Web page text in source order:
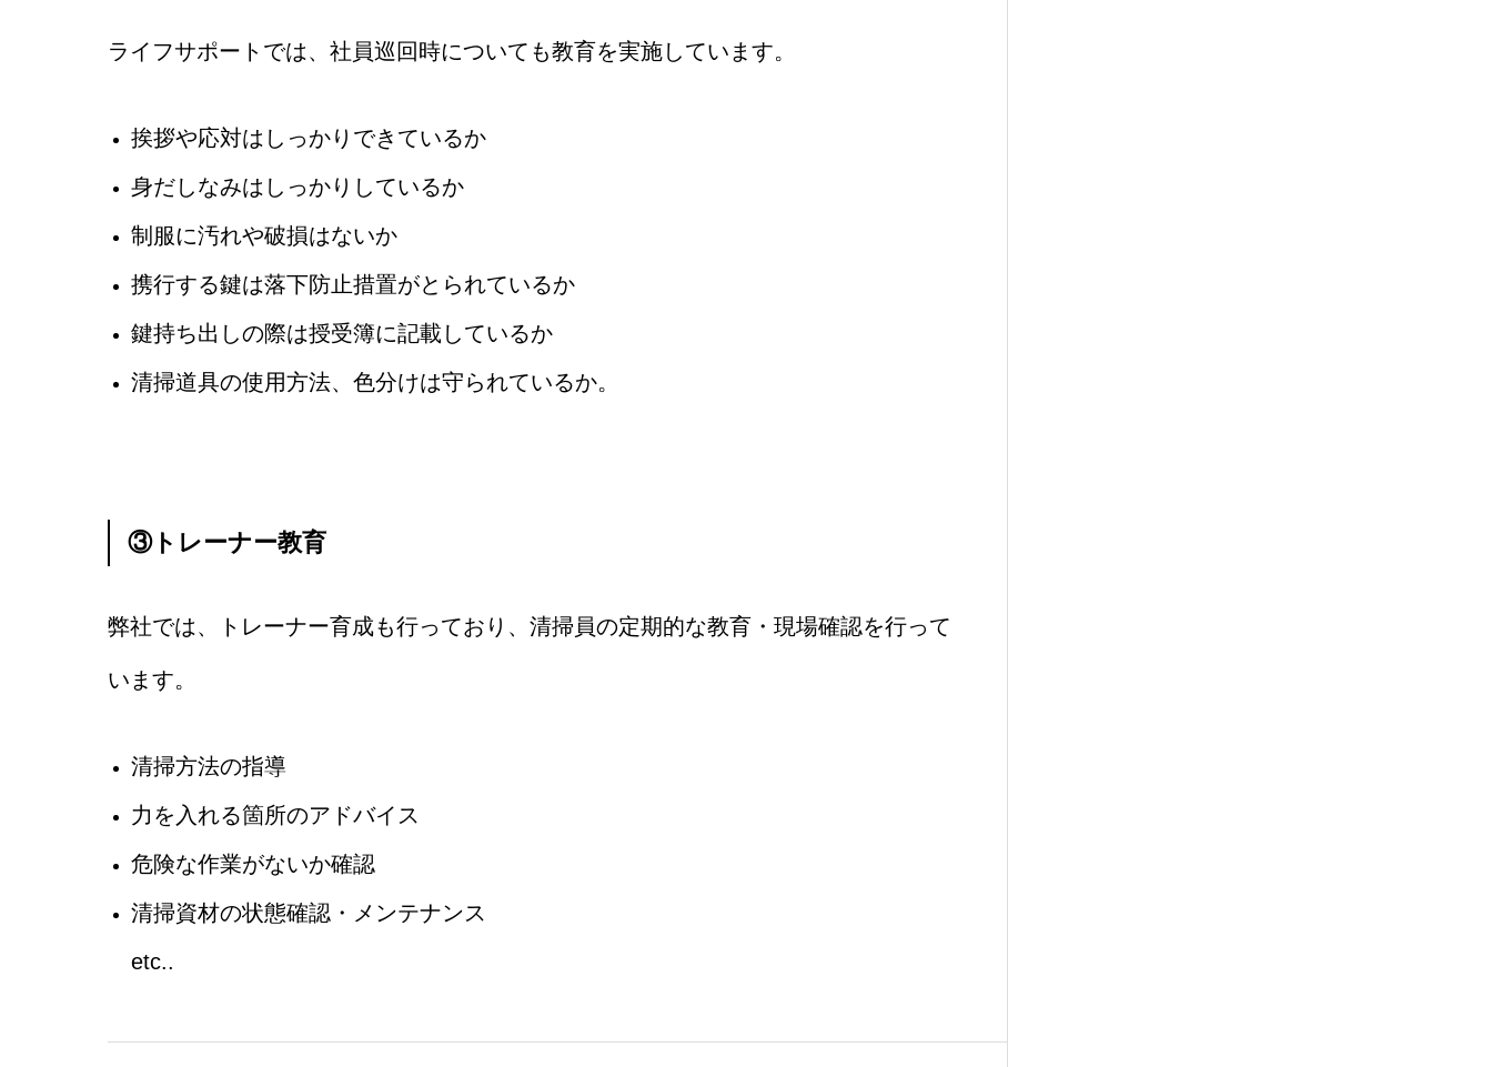
ライフサポートでは、社員巡回時についても教育を実施しています。
挨拶や応対はしっかりできているか
身だしなみはしっかりしているか
制服に汚れや破損はないか
携行する鍵は落下防止措置がとられているか
鍵持ち出しの際は授受簿に記載しているか
清掃道具の使用方法、色分けは守られているか。
③トレーナー教育
弊社では、トレーナー育成も行っており、清掃員の定期的な教育・現場確認を行って
います。
清掃方法の指導
力を入れる箇所のアドバイス
危険な作業がないか確認
清掃資材の状態確認・メンテナンス
etc..